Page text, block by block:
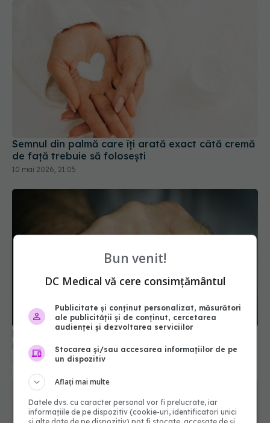
Semnul din palmă care îți arată exact câtă cremă
de față trebuie să folosești
10 mai 2026, 21:05
De ce unele persoane au păr pe degete. Ce se
întâmplă dacă îl îndepărtezi
16 ian 2025, 23:43
Bun venit!
DC Medical vă cere consimțământul
Publicitate și conținut personalizat, măsurători
ale publicității și de conținut, cercetarea
audienței și dezvoltarea serviciilor
Stocarea și/sau accesarea informațiilor de pe
un dispozitiv
Aflați mai multe
Datele dvs. cu caracter personal vor fi prelucrate, iar
informațiile de pe dispozitiv (cookie-uri, identificatori unici